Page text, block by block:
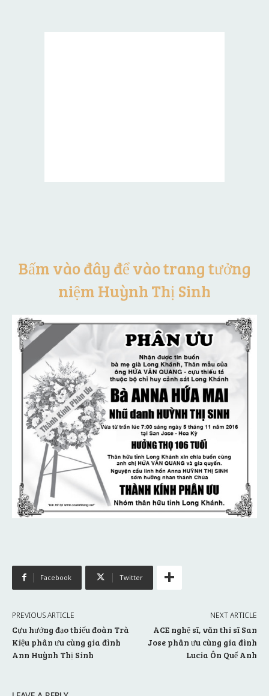
Bấm vào đây để vào trang tưởng
niệm Huỳnh Thị Sinh
Facebook Twitter
PREVIOUS ARTICLE
Cựu hướng đạo thiếu đoàn Trà
Kiệu phân ưu cùng gia đình
Ann Huỳnh Thị Sinh
NEXT ARTICLE
ACE nghệ sĩ, văn thi sĩ San
Jose phân ưu cùng gia đình
Lucia Ôn Quế Anh